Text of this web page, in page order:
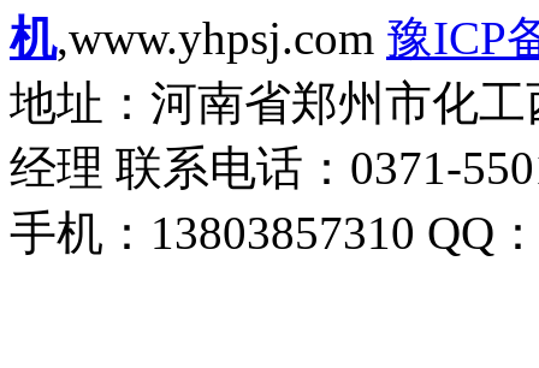
机,www.yhpsj.com 豫ICP
地址：河南省郑州市化
经理 联系电话：0371-
手机：13803857310 QQ